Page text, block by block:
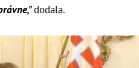
dodala.